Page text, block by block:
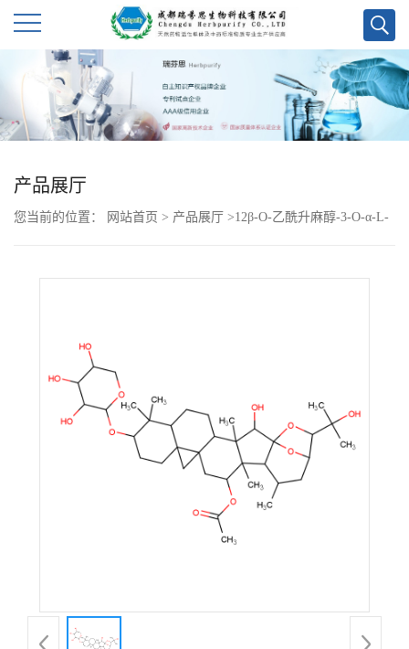
产
产品展厅
您当前的位置： 网站首页 > 产品展厅 >12β-O-乙酰升麻醇-3-O-α-L-